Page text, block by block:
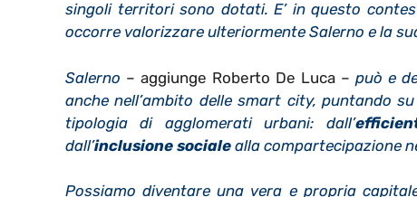
singoli territori sono dotati. E’ in questo
occorre valorizzare ulteriormente Salerno e la
Salerno – aggiunge Roberto De Luca – può e
anche nell’ambito delle smart city, puntando
tipologia di agglomerati urbani: dall’
dall’inclusione sociale alla compartecipazione
Possiamo diventare una vera e propria